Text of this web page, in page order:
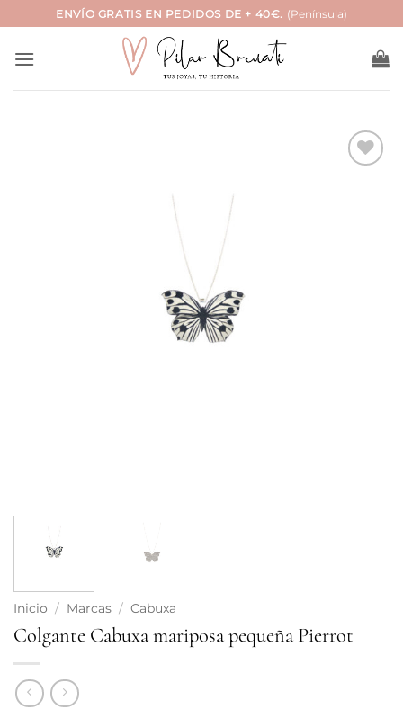
al
contenido
ENVÍO GRATIS EN PEDIDOS DE + 40€. (Península)
Inicio / Marcas / Cabuxa
Colgante Cabuxa mariposa pequeña Pierrot